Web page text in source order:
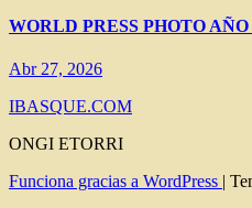
WORLD PRESS PHOTO AÑO
Abr 27, 2026
IBASQUE.COM
ONGI ETORRI
Funciona gracias a WordPress |